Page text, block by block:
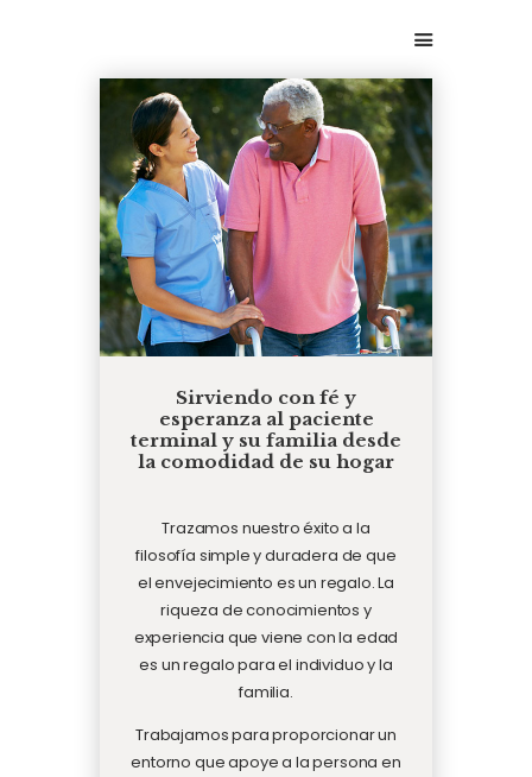
PORTADA
SOBRE NOSOTROS
SERVICIOS QUE
OFRECEMOS
CONTÁCTENOS
Sirviendo con fé y
esperanza al paciente
terminal y su familia desde
la comodidad de su hogar
Trazamos nuestro éxito a la
filosofía simple y duradera de que
el envejecimiento es un regalo. La
riqueza de conocimientos y
experiencia que viene con la edad
es un regalo para el individuo y la
familia.
Trabajamos para proporcionar un
entorno que apoye a la persona en